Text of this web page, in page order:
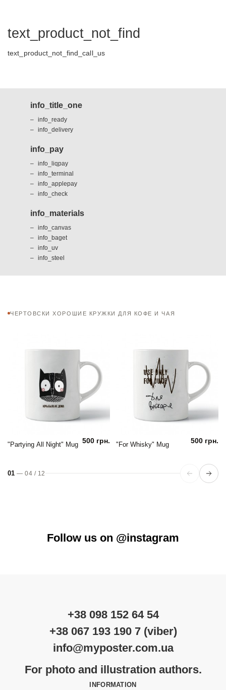
text_product_not_find
text_product_not_find_call_us
info_title_one
info_ready
info_delivery
info_pay
info_liqpay
info_terminal
info_applepay
info_check
info_materials
info_canvas
info_baget
info_uv
info_steel
ЧЕРТОВСКИ ХОРОШИЕ КРУЖКИ ДЛЯ КОФЕ И ЧАЯ
"Partying All Night" Mug 500 грн. "For Whisky" Mug 500 грн.
01 —04 / 12
Follow us on @instagram
+38 098 152 64 54
+38 067 193 190 7 (viber)
info@myposter.com.ua
For photo and illustration authors.
INFORMATION